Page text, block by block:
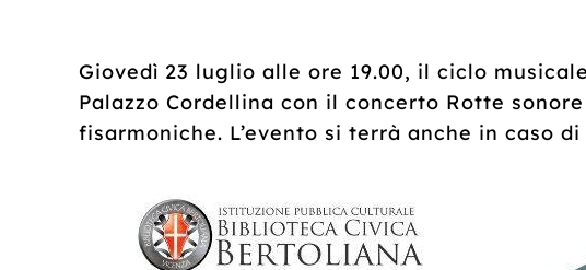
Giovedì 23 luglio alle ore 19.00, il ciclo
Palazzo Cordellina con il concerto Rotte
fisarmoniche. L’evento si terrà anche in caso